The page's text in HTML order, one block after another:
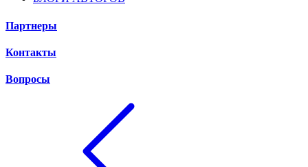
Партнеры
Контакты
Вопросы